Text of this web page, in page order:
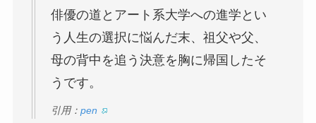
俳優の道とアート系大学への進学とい
う人生の選択に悩んだ末、祖父や父、
母の背中を追う決意を胸に帰国したそ
うです。
引用： pen